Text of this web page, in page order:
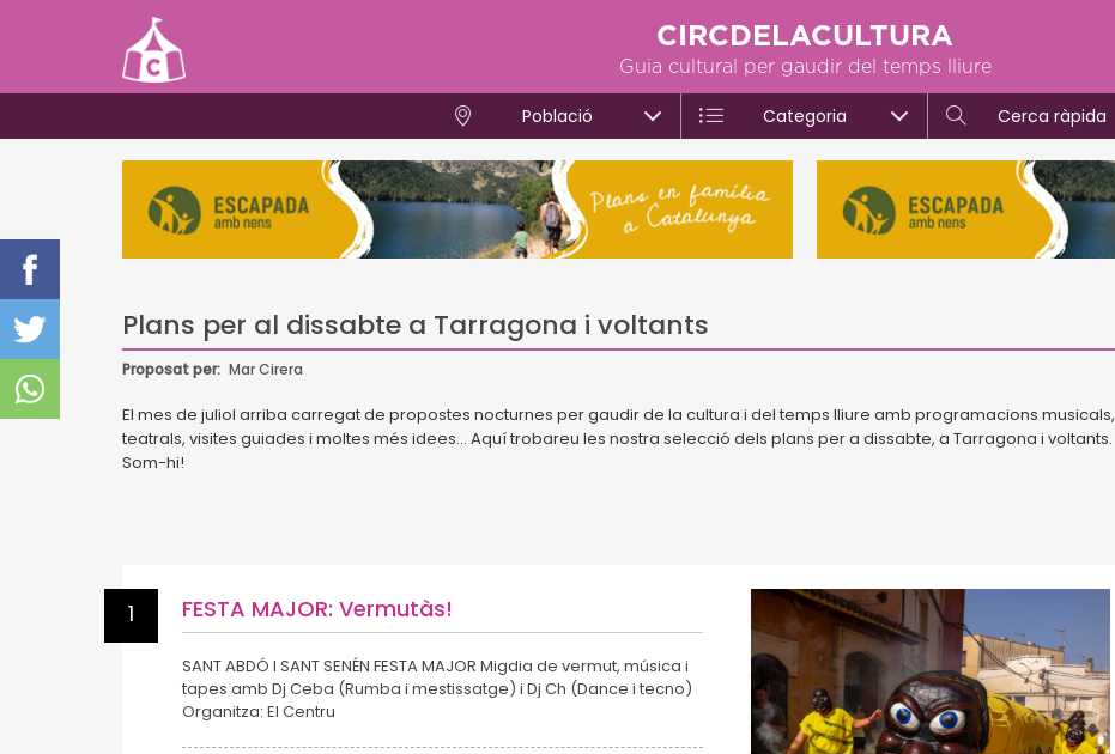
CIRCDELACULTURA
Guia cultural per gaudir del temps lliure
Població Categoria Cerca ràpida
Plans per al dissabte a Tarragona i voltants
Proposat per: Mar Cirera
El mes de juliol arriba carregat de propostes nocturnes per gaudir de la cultura i del temps lliure amb programacions musicals,
teatrals, visites guiades i moltes més idees... Aquí trobareu les nostra selecció dels plans per a dissabte, a Tarragona i voltants.
Som-hi!
1 FESTA MAJOR: Vermutàs!
SANT ABDÓ I SANT SENÉN FESTA MAJOR Migdia de vermut, música i
tapes amb Dj Ceba (Rumba i mestissatge) i Dj Ch (Dance i tecno)
Organitza: El Centru